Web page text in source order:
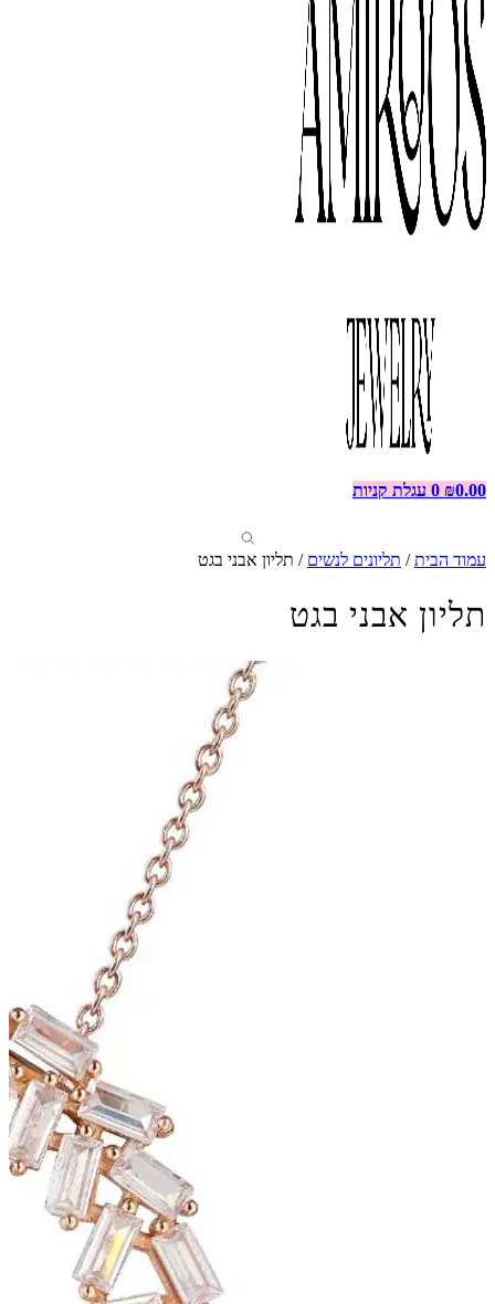
₪0.00
0 עגלת קניות
עמוד הבית/ תליונים לנשים / תליון אבני בגט
תליון אבני בגט